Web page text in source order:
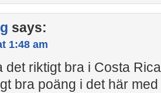
says:
1:48 am
det riktigt bra i Costa
bra poäng i det här